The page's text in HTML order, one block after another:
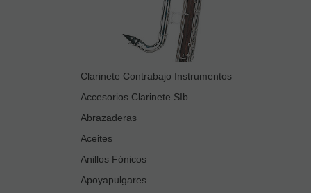
Clarinete Contrabajo Instrumentos
Accesorios Clarinete SIb
Abrazaderas
Aceites
Anillos Fónicos
Apoyapulgares